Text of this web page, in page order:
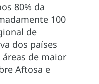
80% da
100
de
dos países
de maior
Aftosa e